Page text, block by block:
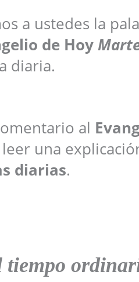
a ustedes la
de Hoy
diaria.
al
una
diarias.
tiempo